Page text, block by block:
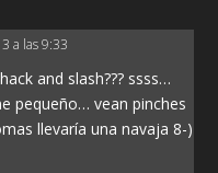
a las 9:33
and slash??? ssss…
pequeño… vean pinches
llevaría una navaja 8-)